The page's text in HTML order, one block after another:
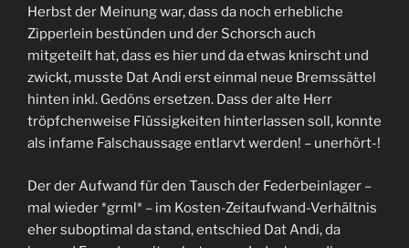
Herbst der Meinung war, dass da noch erhebliche
Zipperlein bestünden und der Schorsch auch
mitgeteilt hat, dass es hier und da etwas knirscht und
zwickt, musste Dat Andi erst einmal neue Bremssättel
hinten inkl. Gedöns ersetzen. Dass der alte Herr
tröpfchenweise Flüssigkeiten hinterlassen soll, konnte
als infame Falschaussage entlarvt werden! – unerhört-!
Der der Aufwand für den Tausch der Federbeinlager –
mal wieder *grml* – im Kosten-Zeitaufwand-Verhältnis
eher suboptimal da stand, entschied Dat Andi, da